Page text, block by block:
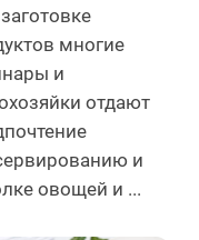
многие
и
отдают
и
овощей и ...